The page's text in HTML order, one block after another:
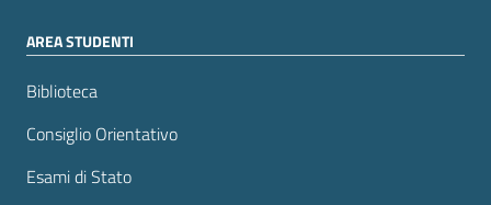
AREA STUDENTI
Biblioteca
Consiglio Orientativo
Esami di Stato